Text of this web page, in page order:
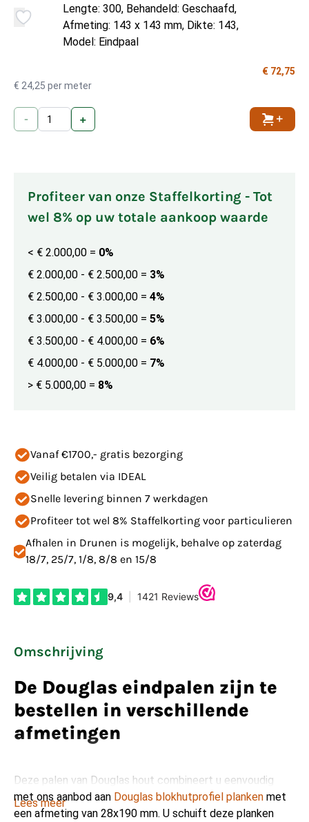
Lengte: 300, Behandeld: Geschaafd,
Afmeting: 143 x 143 mm, Dikte: 143,
Model: Eindpaal
€ 72,75
€ 24,25 per meter
- +
Profiteer van onze Staffelkorting - Tot
wel 8% op uw totale aankoop waarde
< € 2.000,00 = 0%
€ 2.000,00 - € 2.500,00 = 3%
€ 2.500,00 - € 3.000,00 = 4%
€ 3.000,00 - € 3.500,00 = 5%
€ 3.500,00 - € 4.000,00 = 6%
€ 4.000,00 - € 5.000,00 = 7%
> € 5.000,00 = 8%
Vanaf €1700,- gratis bezorging
Veilig betalen via IDEAL
Snelle levering binnen 7 werkdagen
Profiteer tot wel 8% Staffelkorting voor particulieren
Afhalen in Drunen is mogelijk, behalve op zaterdag
18/7, 25/7, 1/8, 8/8 en 15/8
Omschrijving
De Douglas eindpalen zijn te
bestellen in verschillende
afmetingen
Deze palen van Douglas hout combineert u eenvoudig
met ons aanbod aan Douglas blokhutprofiel planken met
een afmeting van 28x190 mm. U schuift deze planken
Lees meer